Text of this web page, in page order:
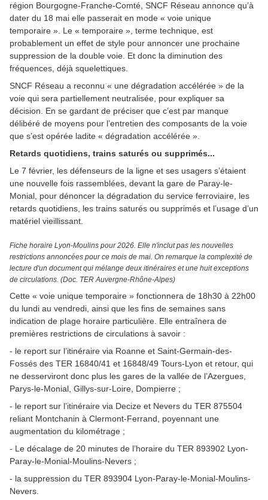
région Bourgogne-Franche-Comté, SNCF Réseau annonce qu’à
dater du 18 mai elle passerait en mode « voie unique
temporaire ». Le « temporaire », terme technique, est
probablement un effet de style pour annoncer une prochaine
suppression de la double voie. Et donc la diminution des
fréquences, déjà squelettiques.
SNCF Réseau a reconnu « une dégradation accélérée » de la
voie qui sera partiellement neutralisée, pour expliquer sa
décision. En se gardant de préciser que c’est par manque
délibéré de moyens pour l’entretien des composants de la voie
que s’est opérée ladite « dégradation accélérée ».
Retards quotidiens, trains saturés ou supprimés...
Le 7 février, les défenseurs de la ligne et ses usagers s’étaient
une nouvelle fois rassemblées, devant la gare de Paray-le-
Monial, pour dénoncer la dégradation du service ferroviaire, les
retards quotidiens, les trains saturés ou supprimés et l’usage d’un
matériel vieillissant.
Fiche horaire Lyon-Moulins pour 2026. Elle n'inclut pas les nouvelles
restrictions annoncées pour ce mois de mai. On remarque la complexité de
lecture d'un document qui mélange deux itinéraires et une huit exceptions
de circulations. (Doc. TER Auvergne-Rhône-Alpes)
Cette « voie unique temporaire » fonctionnera de 18h30 à 22h00
du lundi au vendredi, ainsi que les fins de semaines sans
indication de plage horaire particulière. Elle entraînera de
premières restrictions de circulations à savoir :
- le report sur l’itinéraire via Roanne et Saint-Germain-des-
Fossés des TER 16840/41 et 16848/49 Tours-Lyon et retour, qui
ne desserviront donc plus les gares de la vallée de l’Azergues,
Parys-le-Monial, Gillys-sur-Loire, Dompierre ;
- le report sur l’itinéraire via Decize et Nevers du TER 875504
reliant Montchanin à Clermont-Ferrand, poyennant une
augmentation du kilométrage ;
- Le décalage de 20 minutes de l’horaire du TER 893902 Lyon-
Paray-le-Monial-Moulins-Nevers ;
- la suppression du TER 893904 Lyon-Paray-le-Monial-Moulins-
Nevers.